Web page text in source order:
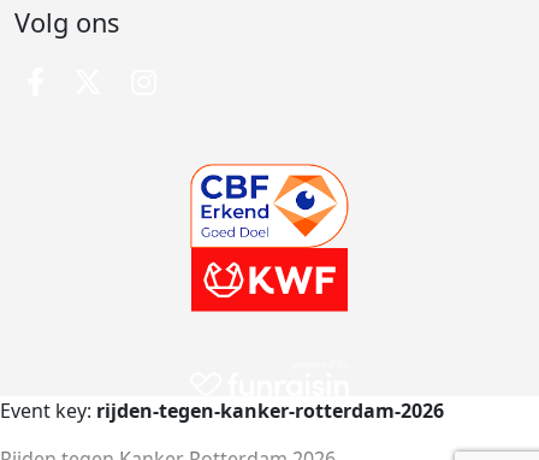
Volg ons
Event key: rijden-tegen-kanker-rotterdam-2026